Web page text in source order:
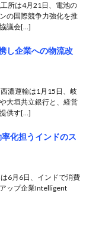
所は4月21日、電池の
の国際競争力強化を推
議会[…]
し企業への物流改
濃運輸は1月15日、岐
大垣共立銀行と、経営
供す[…]
化担うインドのス
6月6日、インドで消費
ップ企業Intelligent